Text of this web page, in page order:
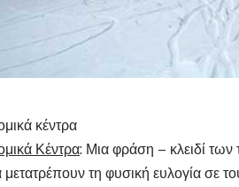
κέντρα
Κέντρα: Μια φράση – κλειδί των
μετατρέπουν τη φυσική ευλογία σε